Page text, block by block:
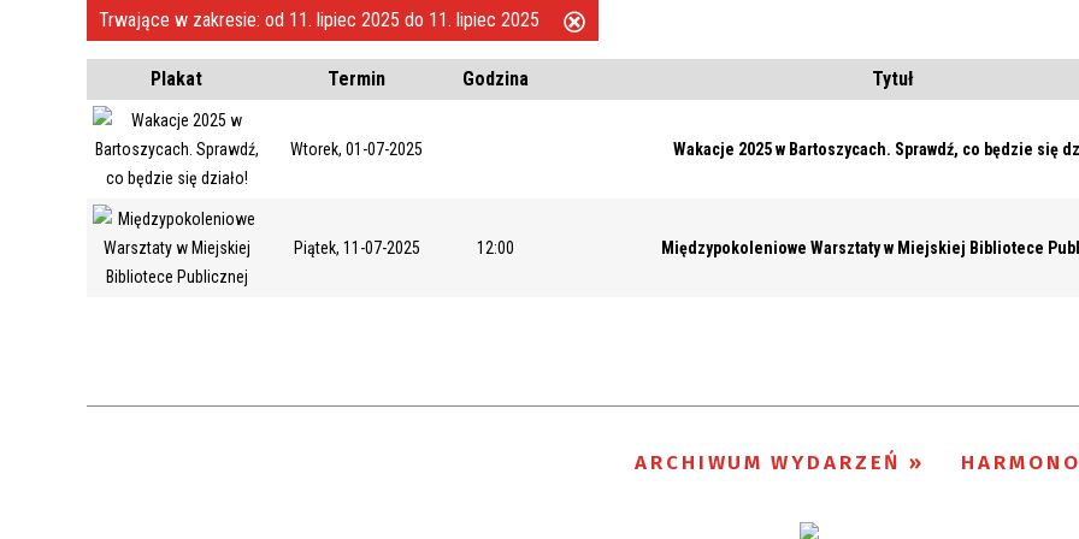
KASA
Trwające w zakresie: od 11. lipiec 2025 do 11. lipiec 2025
ten
Plakat Termin Godzina Tytuł
Wtorek, 01-07-2025 Wakacje 2025 w Bartoszycach. Sprawdź, co będzie się
Piątek, 11-07-2025 12:00 Międzypokoleniowe Warsztaty w Miejskiej Bibliotece
ARCHIWUM WYDARZEŃ